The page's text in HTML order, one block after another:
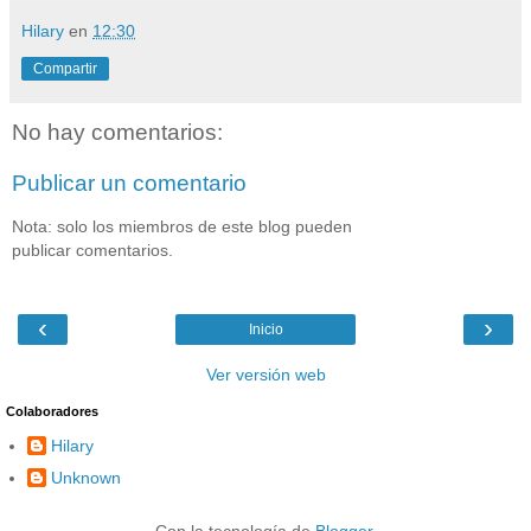
Hilary en 12:30
Compartir
No hay comentarios:
Publicar un comentario
Nota: solo los miembros de este blog pueden
publicar comentarios.
‹ ›
Inicio
Ver versión web
Colaboradores
Hilary
Unknown